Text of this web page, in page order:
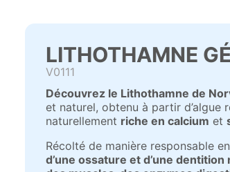
LITHOTHAMNE
V0111
Découvrez le Lithothamne de
et naturel, obtenu à partir d’algue
naturellement riche en calcium et
Récolté de manière responsable
d’une ossature et d’une dentition